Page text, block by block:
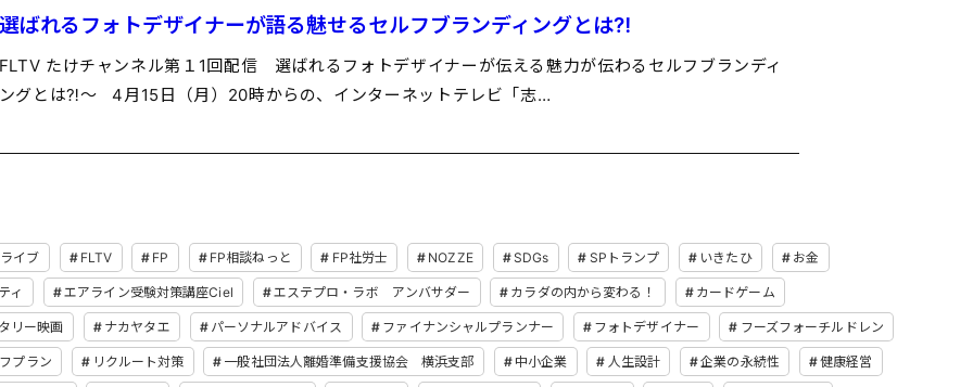
ばれるフォトデザイナーが語る魅せるセルフブランディングとは⁈
たけチャンネル第１1回配信 選ばれるフォトデザイナーが伝える魅力が伝わるセルフブランディ
グとは⁈〜 4月15日（月）20時からの、インターネットテレビ「志…
イブ FLTV FP FP相談ねっと FP社労士 NOZZE SDGs SPトランプ いきたひ お金
ィ エアライン受験対策講座Ciel エステプロ・ラボ アンバサダー カラダの内から変わる！ カードゲーム
リー映画 ナカヤタエ パーソナルアドバイス ファイナンシャルプランナー フォトデザイナー フーズフォーチルドレン
プラン リクルート対策 一般社団法人離婚準備支援協会 横浜支部 中小企業 人生設計 企業の永続性 健康経営